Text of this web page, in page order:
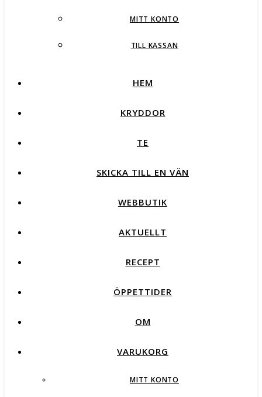
MITT KONTO
TILL KASSAN
HEM
KRYDDOR
TE
SKICKA TILL EN VÄN
WEBBUTIK
AKTUELLT
RECEPT
ÖPPETTIDER
OM
VARUKORG
MITT KONTO